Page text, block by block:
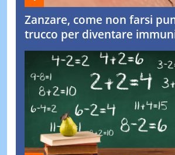
Zanzare, come non farsi
trucco per diventare